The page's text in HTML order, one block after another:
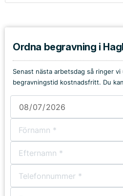
Ordna begravning i
Senast nästa arbetsdag så ringer
begravningstid kostnadsfritt. Du